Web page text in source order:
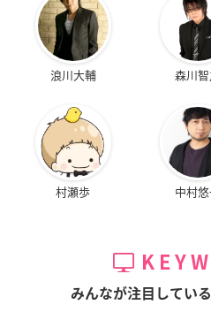
浪川大輔 森川
村瀬歩 中村
みんなが注目してい